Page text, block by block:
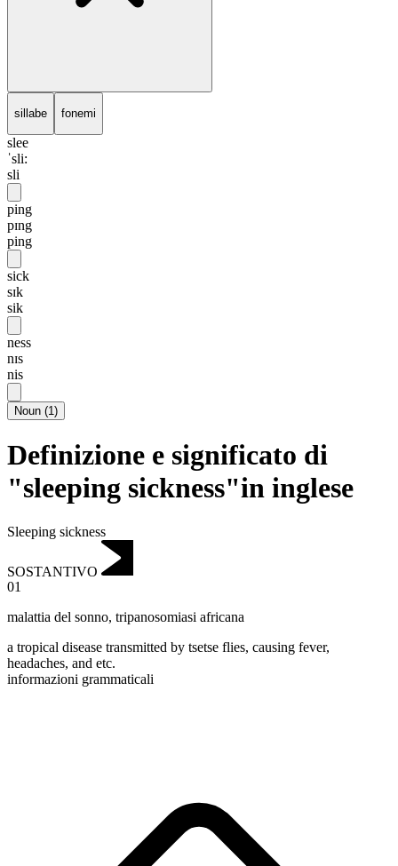
sillabe fonemi
slee
ˈsli:
sli
ping
pɪng
ping
sick
sɪk
sik
ness
nɪs
nis
Noun (1)
Definizione e significato di
"sleeping sickness"in inglese
Sleeping sickness
SOSTANTIVO
01
malattia del sonno, tripanosomiasi africana
a tropical disease transmitted by tsetse flies, causing fever,
headaches, and etc.
informazioni grammaticali